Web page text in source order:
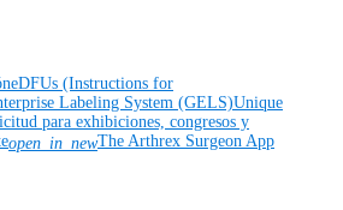
eDFUs (Instructions for
Labeling System (GELS)Unique
para exhibiciones, congresos y
open_in_newThe Arthrex Surgeon App